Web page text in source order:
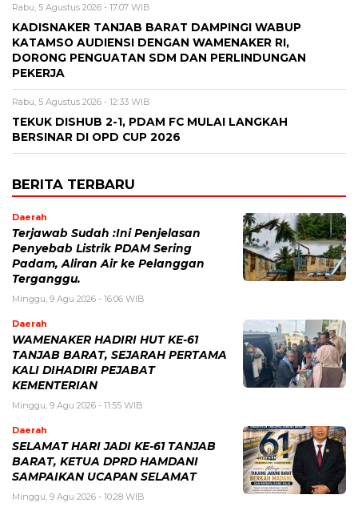
Rabu, 5 Agustus 2026 - 17:07 WIB
KADISNAKER TANJAB BARAT DAMPINGI WABUP
KATAMSO AUDIENSI DENGAN WAMENAKER RI,
DORONG PENGUATAN SDM DAN PERLINDUNGAN
PEKERJA
Rabu, 5 Agustus 2026 - 12:33 WIB
TEKUK DISHUB 2-1, PDAM FC MULAI LANGKAH
BERSINAR DI OPD CUP 2026
BERITA TERBARU
Daerah
Terjawab Sudah :Ini Penjelasan
Penyebab Listrik PDAM Sering
Padam, Aliran Air ke Pelanggan
Terganggu.
Minggu, 9 Agu 2026 - 16:06 WIB
Daerah
WAMENAKER HADIRI HUT KE-61
TANJAB BARAT, SEJARAH PERTAMA
KALI DIHADIRI PEJABAT
KEMENTERIAN
Minggu, 9 Agu 2026 - 11:55 WIB
Daerah
SELAMAT HARI JADI KE-61 TANJAB
BARAT, KETUA DPRD HAMDANI
SAMPAIKAN UCAPAN SELAMAT
Minggu, 9 Agu 2026 - 10:28 WIB